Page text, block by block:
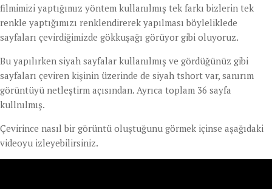
filmimizi yaptığımız yöntem kullanılmış tek farkı bizlerin tek
renkle yaptığımızı renklendirerek yapılması böyleliklede
sayfaları çevirdiğimizde gökkuşağı görüyor gibi oluyoruz.
Bu yapılırken siyah sayfalar kullanılmış ve gördüğünüz gibi
sayfaları çeviren kişinin üzerinde de siyah tshort var, sanırım
görüntüyü netleştirm açısından. Ayrıca toplam 36 sayfa
kullnılmış.
Çevirince nasıl bir görüntü oluştuğunu görmek içinse aşağıdaki
videoyu izleyebilirsiniz.